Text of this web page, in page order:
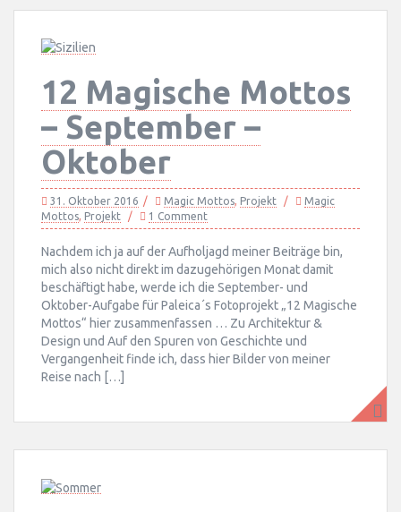
12 Magische Mottos
– September –
Oktober
31. Oktober 2016 Magic Mottos, Projekt
Magic
Mottos, Projekt 1 Comment
Nachdem ich ja auf der Aufholjagd meiner Beiträge bin,
mich also nicht direkt im dazugehörigen Monat damit
beschäftigt habe, werde ich die September- und
Oktober-Aufgabe für Paleica´s Fotoprojekt „12 Magische
Mottos“ hier zusammenfassen … Zu Architektur &
Design und Auf den Spuren von Geschichte und
Vergangenheit finde ich, dass hier Bilder von meiner
Reise nach […]